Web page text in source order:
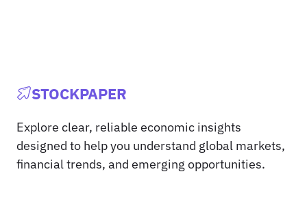
STOCKPAPER
Explore clear, reliable economic insights
designed to help you understand global markets,
financial trends, and emerging opportunities.